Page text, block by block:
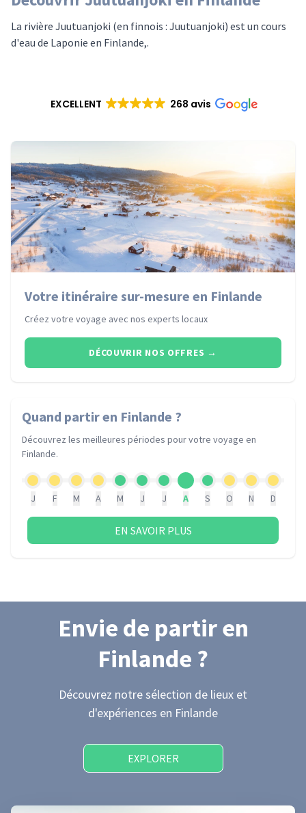
La rivière Juutuanjoki (en finnois : Juutuanjoki) est un cours
d'eau de Laponie en Finlande,.
EXCELLENT 268 avis
Votre itinéraire sur-mesure en Finlande
Créez votre voyage avec nos experts locaux
DÉCOUVRIR NOS OFFRES →
Quand partiren Finlande ?
Découvrez les meilleures périodes pour votre voyage en
Finlande.
J F M A M J J A S O N D
EN SAVOIR PLUS
Envie de partiren
Finlande ?
Découvrez notre sélection de lieux et
d'expériences en Finlande
EXPLORER